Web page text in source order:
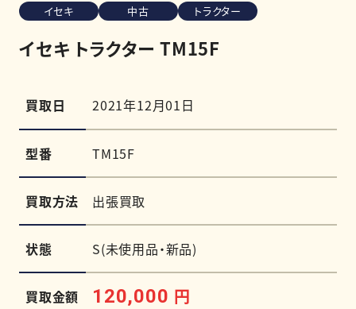
イセキ 中古 トラクター
イセキ トラクター TM15F
買取日 2021年12月01日
型番 TM15F
買取方法 出張買取
状態 S(未使用品・新品)
買取金額 120,000 円